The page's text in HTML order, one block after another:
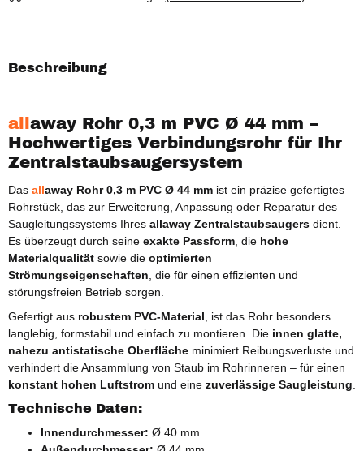
Beschreibung
allaway Rohr 0,3 m PVC Ø 44 mm –
Hochwertiges Verbindungsrohr für Ihr
Zentralstaubsaugersystem
Das allaway Rohr 0,3 m PVC Ø 44 mm ist ein präzise gefertigtes
Rohrstück, das zur Erweiterung, Anpassung oder Reparatur des
Saugleitungssystems Ihres allaway Zentralstaubsaugers dient.
Es überzeugt durch seine exakte Passform , die hohe
Materialqualität sowie die optimierten
Strömungseigenschaften , die für einen effizienten und
störungsfreien Betrieb sorgen.
Gefertigt aus robustem PVC-Material , ist das Rohr besonders
langlebig, formstabil und einfach zu montieren. Die innen glatte,
nahezu antistatische Oberfläche minimiert Reibungsverluste und
verhindert die Ansammlung von Staub im Rohrinneren – für einen
konstant hohen Luftstrom und eine zuverlässige Saugleistung
Technische Daten:
Innendurchmesser: Ø 40 mm